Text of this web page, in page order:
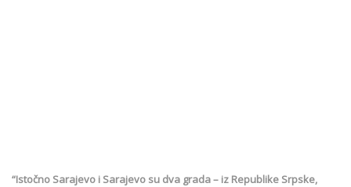
“Istočno Sarajevo i Sarajevo su dva grada – iz Republike Srpske,